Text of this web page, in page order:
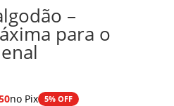
–
para o
no Pix 5% OFF